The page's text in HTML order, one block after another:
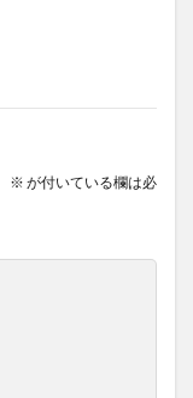
※ が付いている欄は必